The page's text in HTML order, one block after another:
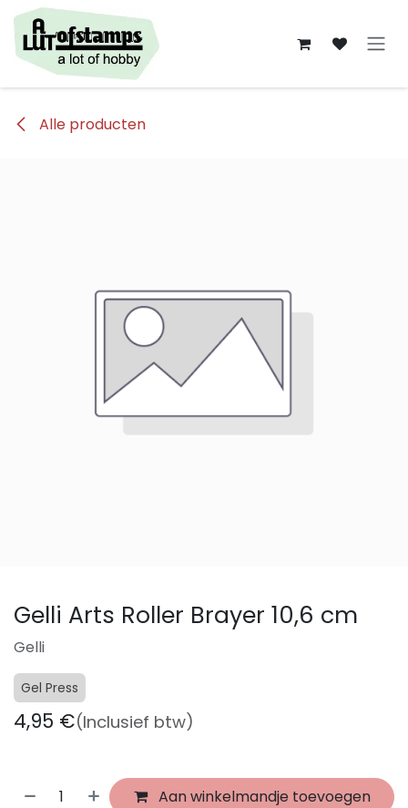
Overslaan naar inhoud
Alle producten
Gelli Arts Roller Brayer 10,6 cm
Gelli
Gel Press
4,95 €(Inclusief btw)
Aan winkelmandje toevoegen